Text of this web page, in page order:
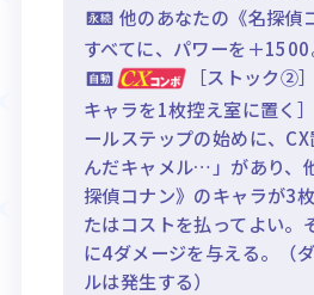
他のあなたの《名探偵
すべてに、パワーを＋1500
［ストック②
キャラを1枚控え室に置く
ールステップの始めに、
んだキャメル…」があり、
探偵コナン》のキャラが3
たはコストを払ってよい。
に4ダメージを与える。（
ルは発生する）